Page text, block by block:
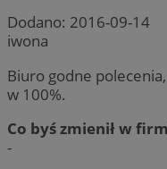
Dodano: 2016-09-14
iwona
Biuro godne
w 100%.
Co byś zmienił w
-